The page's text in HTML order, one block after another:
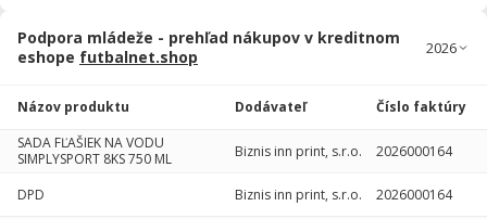
Podpora mládeže - prehľad nákupov v kreditnom
eshope futbalnet.shop
Názov produktu Dodávateľ
Číslo faktúry
SADA FĽAŠIEK NA VODU
SIMPLYSPORT 8KS 750 ML
Biznis inn print, s.r.o. 2026000164
DPD Biznis inn print, s.r.o.
2026000164